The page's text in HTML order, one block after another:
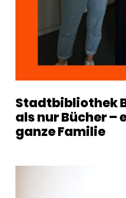
Stadtbibliothek
als nur Bücher –
ganze Familie